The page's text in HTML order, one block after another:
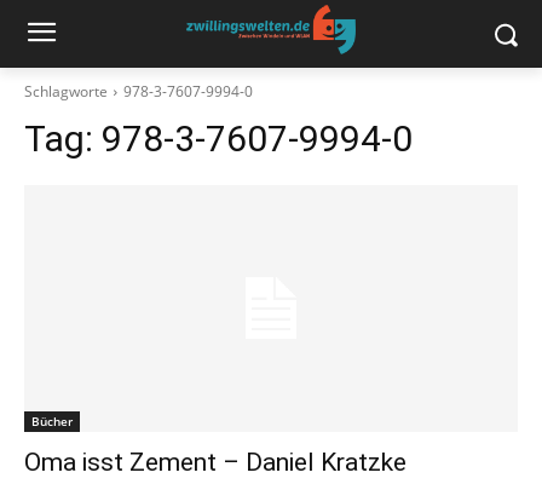
Schlagworte 978-3-7607-9994-0
Tag: 978-3-7607-9994-0
Bücher
Oma isst Zement – Daniel Kratzke